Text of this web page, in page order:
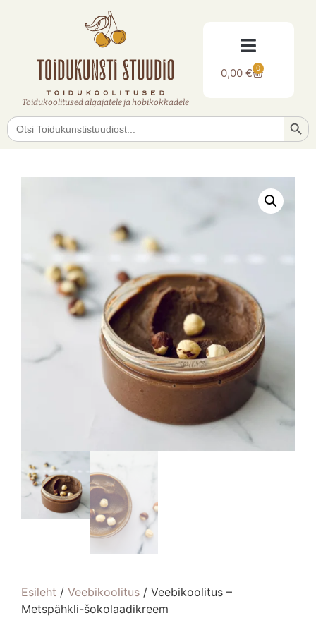
Toidukoolitused algajatele ja hobikokkadele
0,00€ 0
Search
for:
Esileht / Veebikoolitus / Veebikoolitus –
Metspähkli-šokolaadikreem